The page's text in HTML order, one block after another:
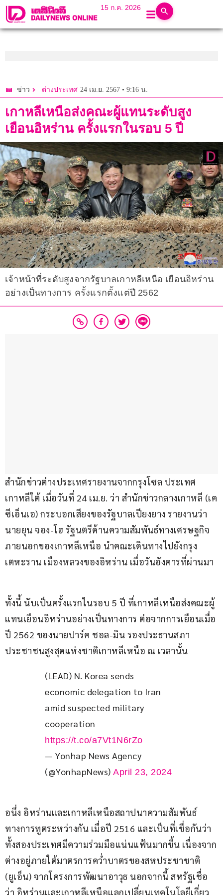
15 ก.ค. 2026
ข่าว ต่างประเทศ 24 เม.ย. 2567 • 9:16 น.
เกาหลีเหนือส่งคณะผู้แทนระดับสูง
เยือนอิหร่าน ครั้งแรกในรอบ 5 ปี
เจ้าหน้าที่ระดับสูงจากรัฐบาลเกาหลีเหนือ เยือนอิหร่าน
อย่างเป็นทางการ ครั้งแรกตั้งแต่ปี 2562
สำนักข่าวต่างประเทศรายงานจากกรุงโซล ประเทศ
เกาหลีใต้ เมื่อวันที่ 24 เม.ย. ว่า สำนักข่าวกลางเกาหลี (เค
ซีเอ็นเอ) กระบอกเสียงของรัฐบาลเปียงยาง รายงานว่า
นายยุน จอง-โฮ รัฐนตรีด้านความสัมพันธ์ทางเศรษฐกิจ
ภายนอกของเกาหลีเหนือ นำคณะเดินทางไปยังกรุง
เตหะราน เมืองหลวงของอิหร่าน เมื่อวันอังคารที่ผ่านมา
ทั้งนี้ นับเป็นครั้งแรกในรอบ 5 ปี ที่เกาหลีเหนือส่งคณะผู้
แทนเยือนอิหร่านอย่างเป็นทางการ ต่อจากการเยือนเมื่อ
ปี 2562 ของนายปาร์ค ชอล-มิน รองประธานสภา
ประชาชนสูงสุดแห่งชาติเกาหลีเหนือ ณ เวลานั้น
(LEAD) N. Korea sends
economic delegation to Iran
amid suspected military
cooperation
https://t.co/a7Vt1N6rZo
— Yonhap News Agency
(@YonhapNews) April 23, 2024
อนึ่ง อิหร่านและเกาหลีเหนือสถาปนาความสัมพันธ์
ทางการทูตระหว่างกัน เมื่อปี 2516 และเป็นที่เชื่อกันว่า
ทั้งสองประเทศมีความร่วมมือแน่นแฟ้นมากขึ้น เนื่องจาก
ต่างอยู่ภายใต้มาตรการคว่ำบาตรของสหประชาชาติ
(ยูเอ็น) จากโครงการพัฒนาอาวุธ นอกจากนี้ สหรัฐเชื่อ
ว่า อิหร่านและเกาหลีเหนือแลกเปลี่ยนเทคโนโลยีเกี่ยว